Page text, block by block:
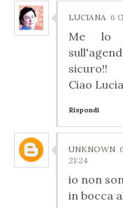
LUCIANA 6
Me lo
sicuro!!
Ciao
Rispondi
UNKNOWN
21:24
io non
in bocca